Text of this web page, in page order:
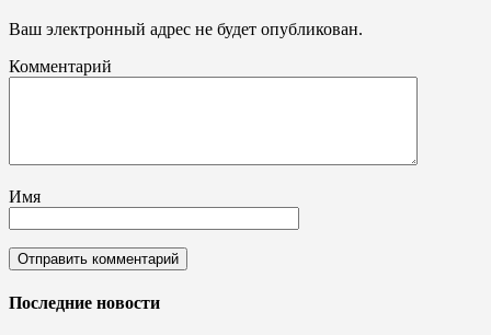
Ваш электронный адрес не будет опубликован.
Комментарий
Имя
Последние новости